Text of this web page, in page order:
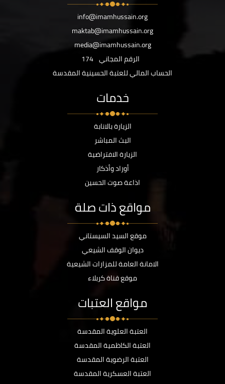
info@imamhussain.org
maktab@imamhussain.org
media@imamhussain.org
الرقم المجاني 174
الحساب المالي للعتبة الحسينية المقدسة
خدمات
الزيارة بالانابة
البث المباشر
الزيارة الافتراضية
أوراد وأذكار
اذاعة صوت الحسين
مواقع ذات صلة
موقع السيد السيستاني
ديوان الوقف الشيعي
الامانة العامة للمزارات الشيعية
موقع قناة كربلاء
مواقع العتبات
العتبة العلوية المقدسة
العتبة الكاظمية المقدسة
العتبة الرضوية المقدسة
العتبة العسكرية المقدسة